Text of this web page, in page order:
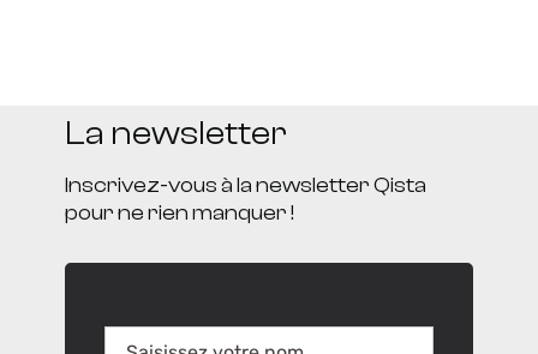
La newsletter
Inscrivez-vous à la newsletter Qista
pour ne rien manquer !